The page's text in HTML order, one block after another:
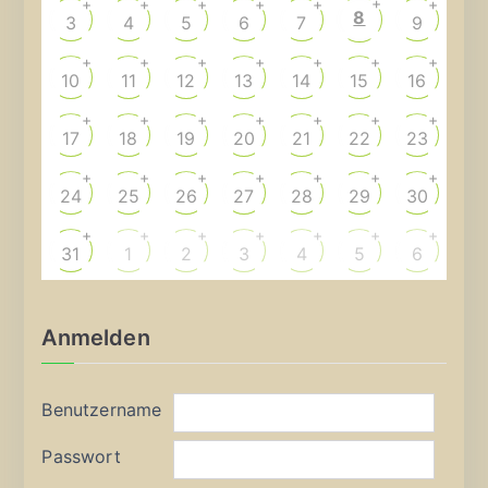
3
+
4
+
5
+
6
+
7
+
8 9
+
10
+
11
+
12
+
13
+
14
+
15
+
16
+
17
+
18
+
19
+
20
+
21
+
22
+
23
+
24
+
25
+
26
+
27
+
28
+
29
+
30
+
31
+
1
+
2
+
3
+
4
+
5
+
6
+
Anmelden
Benutzername
Passwort